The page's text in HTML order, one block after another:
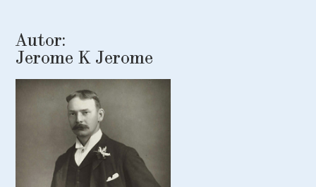
Autor:
Jerome K Jerome